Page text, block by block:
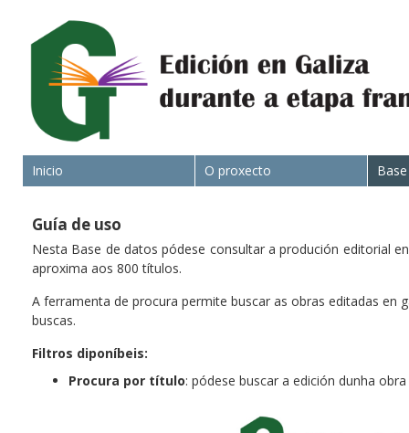
Inicio O proxecto
Guía de uso
Nesta Base de datos pódese consultar a produción editorial
aproxima aos 800 títulos.
A ferramenta de procura permite buscar as obras editadas
buscas.
Filtros diponíbeis:
Procura por título: pódese buscar a edición dunha